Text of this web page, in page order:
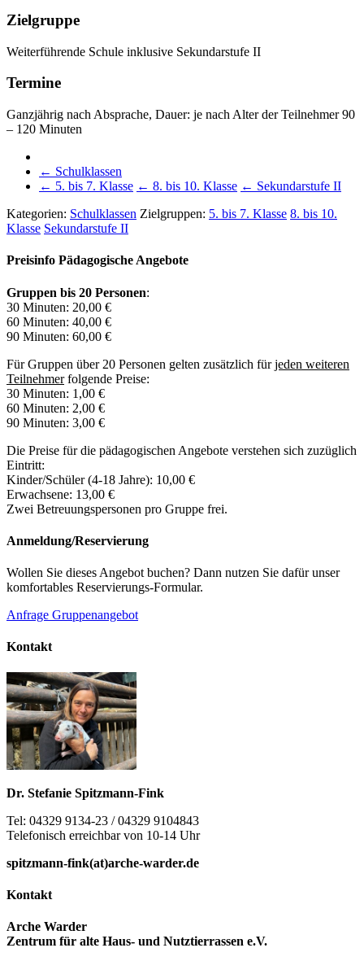
Zielgruppe
Weiterführende Schule inklusive Sekundarstufe II
Termine
Ganzjährig nach Absprache, Dauer: je nach Alter der Teilnehmer 90
– 120 Minuten
← Schulklassen
← 5. bis 7. Klasse ← 8. bis 10. Klasse ← Sekundarstufe II
Kategorien: Schulklassen Zielgruppen: 5. bis 7. Klasse 8. bis 10.
Klasse Sekundarstufe II
Preisinfo Pädagogische Angebote
Gruppen bis 20 Personen:
30 Minuten: 20,00 €
60 Minuten: 40,00 €
90 Minuten: 60,00 €
Für Gruppen über 20 Personen gelten zusätzlich fürjeden weiteren
Teilnehmerfolgende Preise:
30 Minuten: 1,00 €
60 Minuten: 2,00 €
90 Minuten: 3,00 €
Die Preise für die pädagogischen Angebote verstehen sich zuzüglich
Eintritt:
Kinder/Schüler (4-18 Jahre): 10,00 €
Erwachsene: 13,00 €
Zwei Betreuungspersonen pro Gruppe frei.
Anmeldung/Reservierung
Wollen Sie dieses Angebot buchen? Dann nutzen Sie dafür unser
komfortables Reservierungs-Formular.
Anfrage Gruppenangebot
Kontakt
Dr. Stefanie Spitzmann-Fink
Tel: 04329 9134-23 / 04329 9104843
Telefonisch erreichbar von 10-14 Uhr
spitzmann-fink(at)arche-warder.de
Kontakt
Arche Warder
Zentrum für alte Haus- und Nutztierrassen e.V.